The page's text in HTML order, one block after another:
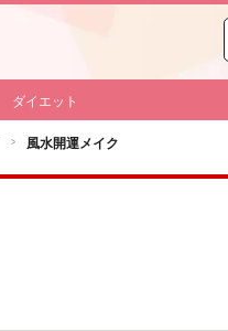
ダイエット
風水開運メイク